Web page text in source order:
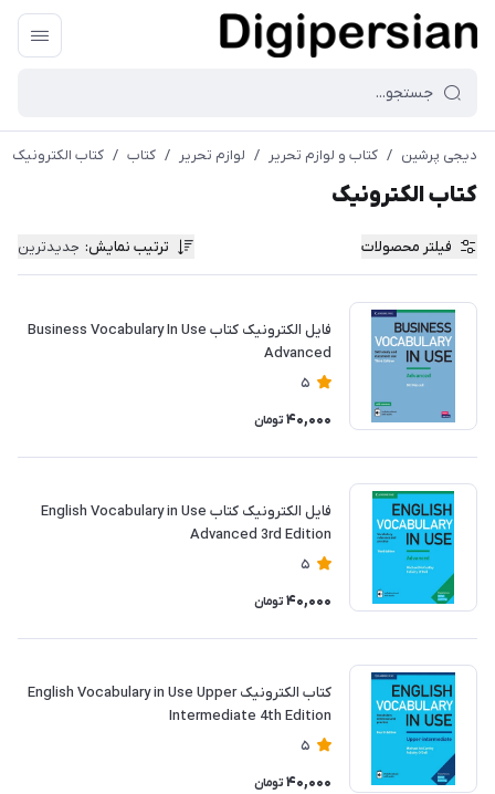
دیجی پرشین / کتاب و لوازم تحریر / لوازم تحریر / کتاب / کتاب الکترونیک
کتاب الکترونیک
فیلتر محصولات ترتیب نمایش: جدیدترین
فایل الکترونیک کتاب Business Vocabulary In Use
Advanced
5
40,000 تومان
فایل الکترونیک کتاب English Vocabulary in Use
Advanced 3rd Edition
5
40,000 تومان
کتاب الکترونیک English Vocabulary in Use Upper
Intermediate 4th Edition
5
40,000 تومان